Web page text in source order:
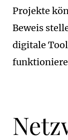
Projekte
Beweis
digitale